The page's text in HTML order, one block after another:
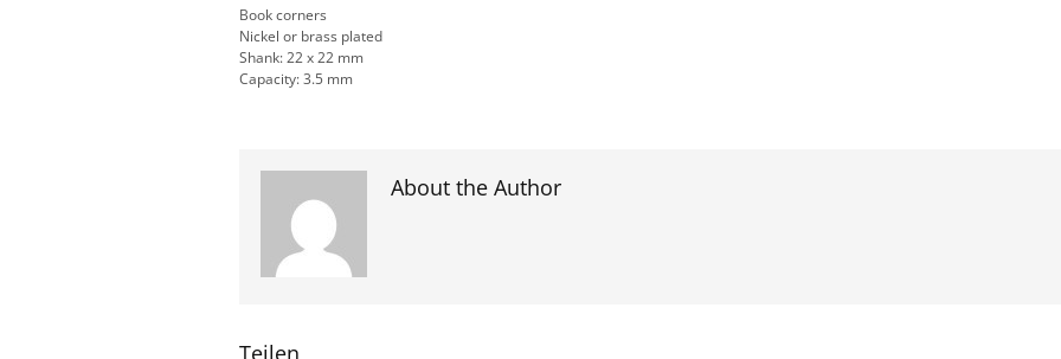
Book corners
Nickel or brass plated
Shank: 22 x 22 mm
Capacity: 3.5 mm
About the Author
Teilen